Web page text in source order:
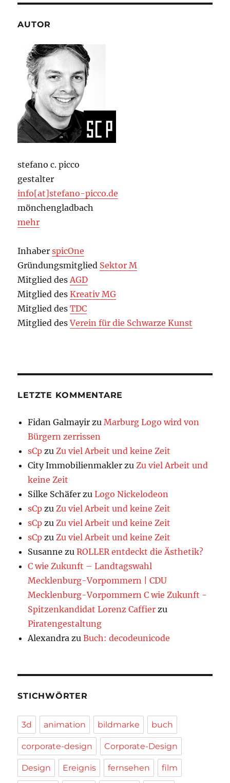
AUTOR
stefano c. picco
gestalter
info[at]stefano-picco.de
mönchengladbach
mehr
InhaberspicOne
Gründungsmitglied Sektor M
Mitglied desAGD
Mitglied desKreativ MG
Mitglied desTDC
Mitglied desVerein für die Schwarze Kunst
LETZTE KOMMENTARE
Fidan Galmayir zuMarburg Logo wird von
Bürgern zerrissen
sCp zuZu viel Arbeit und keine Zeit
City Immobilienmakler zuZu viel Arbeit und
keine Zeit
Silke Schäfer zuLogo Nickelodeon
sCp zuZu viel Arbeit und keine Zeit
sCp zuZu viel Arbeit und keine Zeit
sCp zuZu viel Arbeit und keine Zeit
Susanne zuROLLER entdeckt die Ästhetik?
C wie Zukunft – Landtagswahl
Mecklenburg-Vorpommern | CDU
Mecklenburg-Vorpommern C wie Zukunft -
Spitzenkandidat Lorenz Caffier zu
Piratengestaltung
Alexandra zuBuch: decodeunicode
STICHWÖRTER
3d animation bildmarke buch
corporate-design Corporate-Design
Design Ereignis fernsehen film